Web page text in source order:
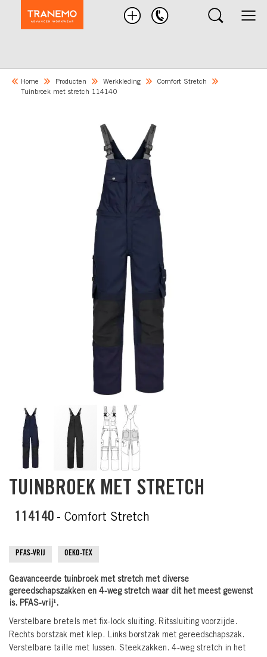
product
Home Producten Werkkleding
Comfort Stretch
Tuinbroek met stretch 114140
Skip
beginning
images
gallery
TUINBROEK MET STRETCH
114140 - Comfort Stretch
PFAS-VRIJ OEKO-TEX
Geavanceerde tuinbroek met stretch met diverse
gereedschapszakken en 4-weg stretch waar dit het meest gewenst
is. PFAS-vrij¹.
Verstelbare bretels met fix-lock sluiting. Ritssluiting voorzijde.
Rechts borstzak met klep. Links borstzak met gereedschapszak.
Verstelbare taille met lussen. Steekzakken. 4-weg stretch in het